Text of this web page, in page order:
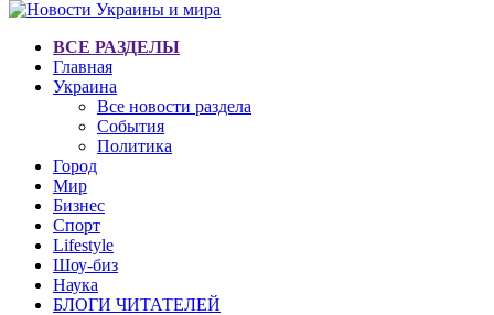
ВСЕ РАЗДЕЛЫ
Главная
Украина
Все новости раздела
События
Политика
Город
Мир
Бизнес
Спорт
Lifestyle
Шоу-биз
Наука
БЛОГИ ЧИТАТЕЛЕЙ